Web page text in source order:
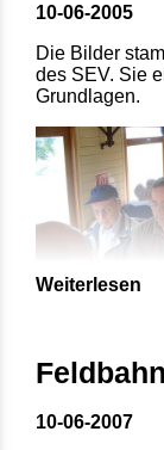
10-06-2005
Die Bilder
des SEV. Sie
Grundlagen.
Weiterlesen
10-06-2007